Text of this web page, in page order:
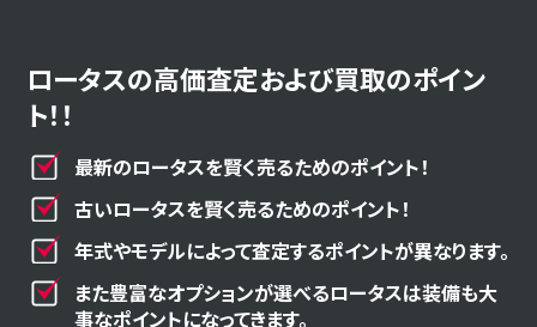
ロータスの高価査定および買取のポイン
ト！！
最新のロータスを賢く売るためのポイント！
古いロータスを賢く売るためのポイント！
年式やモデルによって査定するポイントが異なります。
また豊富なオプションが選べるロータスは装備も大
事なポイントになってきます。